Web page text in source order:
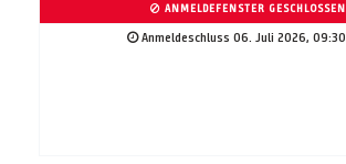
ANMELDEFENSTER GESCHLOSSEN
Anmeldeschluss 06. Juli 2026,